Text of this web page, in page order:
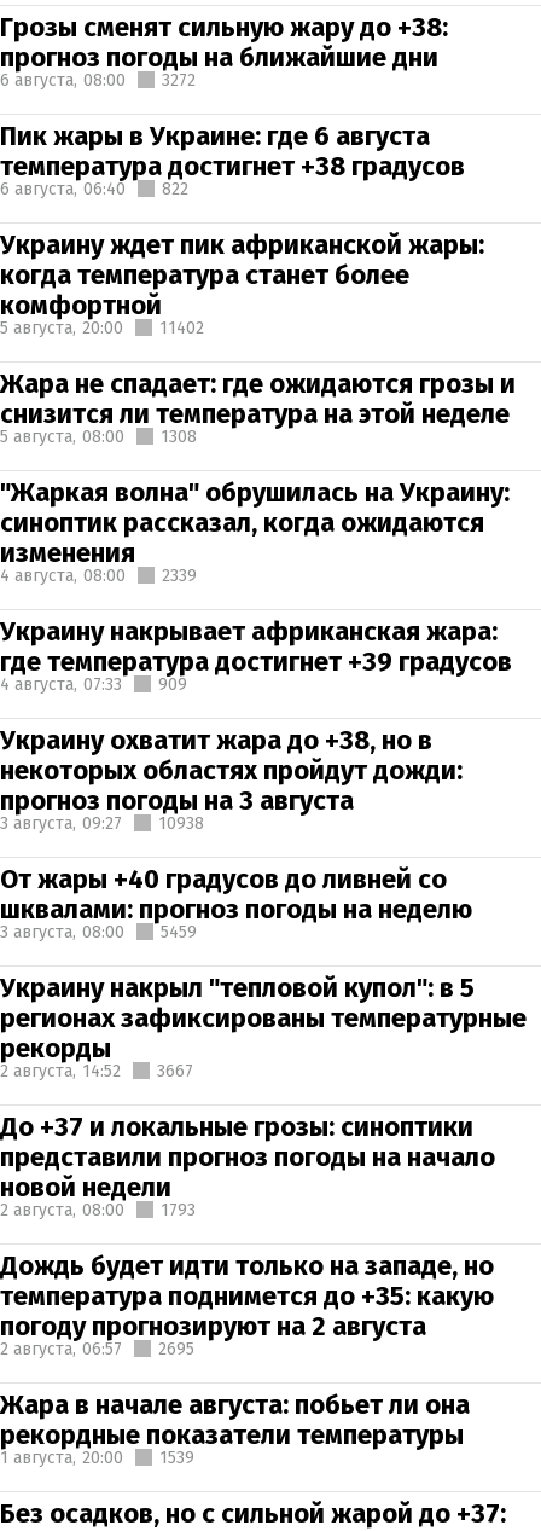
Грозы сменят сильную жару до +38:
прогноз погоды на ближайшие дни
6 августа, 08:00 3272
Пик жары в Украине: где 6 августа
температура достигнет +38 градусов
6 августа, 06:40 822
Украину ждет пик африканской жары:
когда температура станет более
комфортной
5 августа, 20:00 11402
Жара не спадает: где ожидаются грозы и
снизится ли температура на этой неделе
5 августа, 08:00 1308
"Жаркая волна" обрушилась на Украину:
синоптик рассказал, когда ожидаются
изменения
4 августа, 08:00 2339
Украину накрывает африканская жара:
где температура достигнет +39 градусов
4 августа, 07:33 909
Украину охватит жара до +38, но в
некоторых областях пройдут дожди:
прогноз погоды на 3 августа
3 августа, 09:27 10938
От жары +40 градусов до ливней со
шквалами: прогноз погоды на неделю
3 августа, 08:00 5459
Украину накрыл "тепловой купол": в 5
регионах зафиксированы температурные
рекорды
2 августа, 14:52 3667
До +37 и локальные грозы: синоптики
представили прогноз погоды на начало
новой недели
2 августа, 08:00 1793
Дождь будет идти только на западе, но
температура поднимется до +35: какую
погоду прогнозируют на 2 августа
2 августа, 06:57 2695
Жара в начале августа: побьет ли она
рекордные показатели температуры
1 августа, 20:00 1539
Без осадков, но с сильной жарой до +37: